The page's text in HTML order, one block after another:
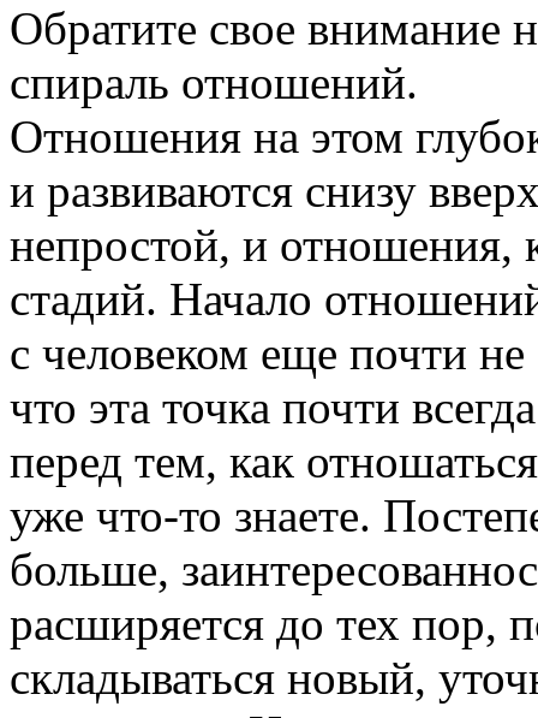
Обратите свое внимание
спираль отношений.
Отношения на этом
и развиваются снизу
непростой, и отношения,
стадий. Начало
с человеком еще почти
что эта точка почти
перед тем, как
уже что-то знаете.
больше,
расширяется до тех пор,
складываться новый,